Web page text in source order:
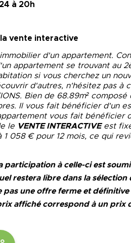
à 20h
vente interactive
d'un appartement.
appartement se trouvant au
si vous cherchez un
d'autres, n'hésitez pas à
Bien de 68.89m²
Il vous fait bénéficier d'un
vous fait bénéficier
le VENTE INTERACTIVEest
058 € pour 12 mois, ce qui
participation à celle-ci est
restera libre dans la
une offre ferme et définitive
affiché correspond à un prix